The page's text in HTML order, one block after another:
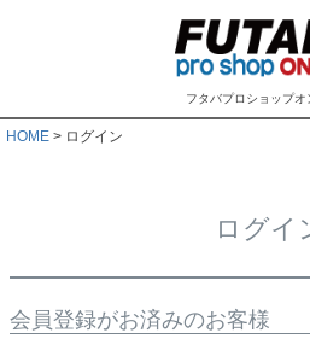
フタバプロショップオ
HOME ログイン
ログイ
会員登録がお済みのお客様